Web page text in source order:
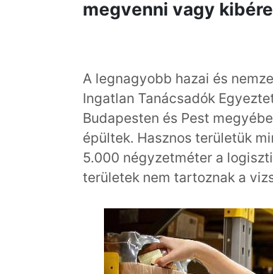
megvenni vagy
A legnagyobb hazai és
Ingatlan Tanácsadók
Budapesten és Pest
épültek. Hasznos területük
5.000 négyzetméter a
területek nem tartoznak a